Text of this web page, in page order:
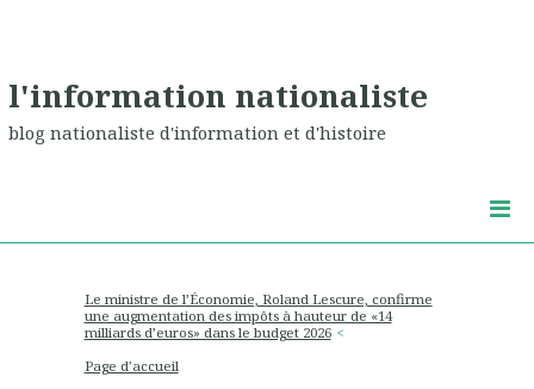
l'information nationaliste
blog nationaliste d'information et d'histoire
Le ministre de l’Économie, Roland Lescure, confirme
une augmentation des impôts à hauteur de «14
milliards d’euros» dans le budget 2026
Page d'accueil